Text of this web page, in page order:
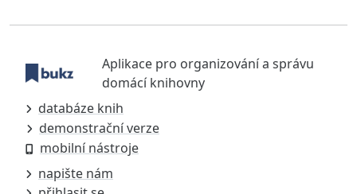
Aplikace pro organizování a správu
domácí knihovny
databáze knih
demonstrační verze
mobilní nástroje
napište nám